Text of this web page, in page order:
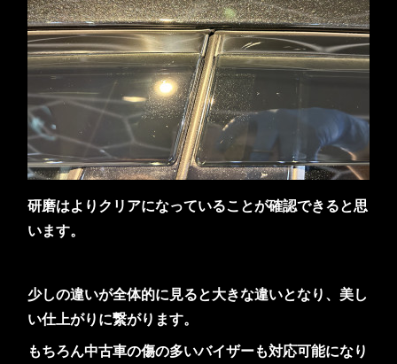
研磨はよりクリアになっていることが確認できると思
います。
少しの違いが全体的に見ると大きな違いとなり、美し
い仕上がりに繋がります。
もちろん中古車の傷の多いバイザーも対応可能になり